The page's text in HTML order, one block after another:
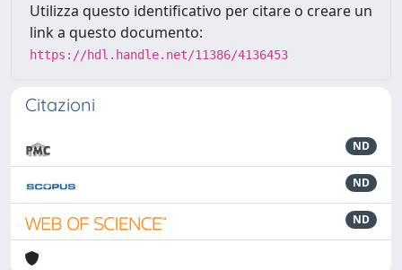
Utilizza questo identificativo per citare o creare un
link a questo documento:
https://hdl.handle.net/11386/4136453
Citazioni
ND
ND
ND